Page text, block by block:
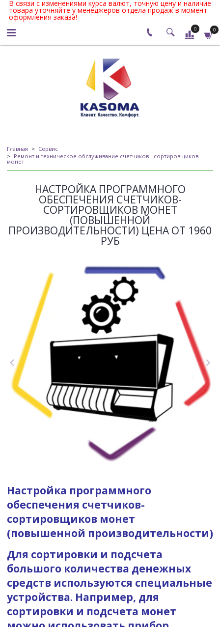
В связи с изменениями курса валют, точную цену и наличие
товара уточняйте у менеджеров отдела продаж в момент
оформления заказа!
0 0
Главная
Сервис
Ремонт и техническое обслуживание счетчиков - сортировщиков
монет
НАСТРОЙКА ПРОГРАММНОГО
ОБЕСПЕЧЕНИЯ СЧЕТЧИКОВ-
СОРТИРОВЩИКОВ МОНЕТ
(ПОВЫШЕННОЙ
ПРОИЗВОДИТЕЛЬНОСТИ) ЦЕНА ОТ 1960
РУБ
Настройка программного
обеспечения счетчиков-
сортировщиков монет
(повышенной производительности)
Для сортировки и подсчета
большого количества денежных
средств используются специальные
устройства. Например, для
сортировки и подсчета монет